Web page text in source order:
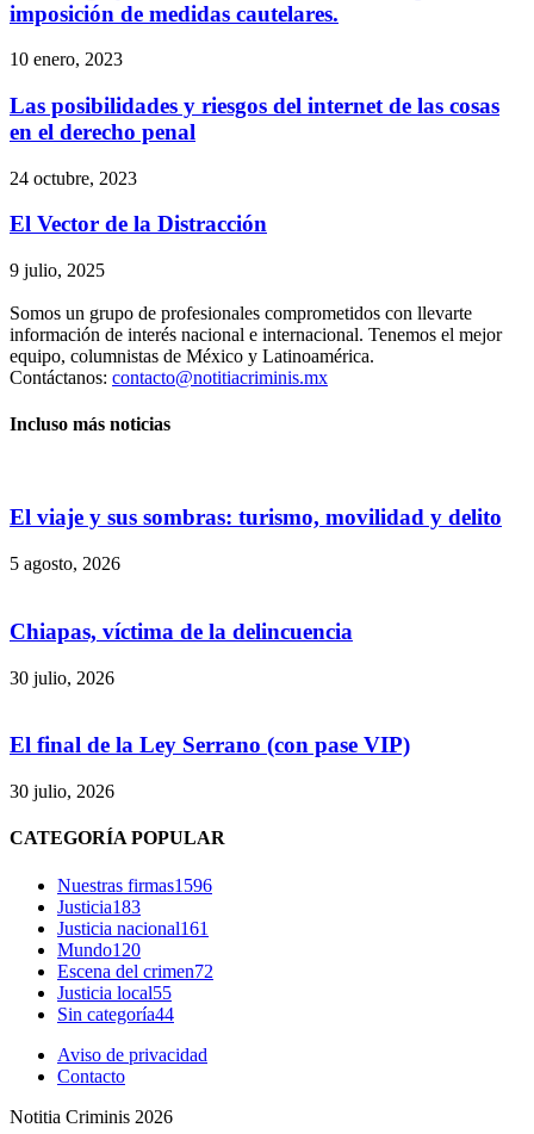
imposición de medidas cautelares.
10 enero, 2023
Las posibilidades y riesgos del internet de las cosas
en el derecho penal
24 octubre, 2023
El Vector de la Distracción
9 julio, 2025
Somos un grupo de profesionales comprometidos con llevarte
información de interés nacional e internacional. Tenemos el mejor
equipo, columnistas de México y Latinoamérica.
Contáctanos: contacto@notitiacriminis.mx
Incluso más noticias
El viaje y sus sombras: turismo, movilidad y delito
5 agosto, 2026
Chiapas, víctima de la delincuencia
30 julio, 2026
El final de la Ley Serrano (con pase VIP)
30 julio, 2026
CATEGORÍA POPULAR
Nuestras firmas1596
Justicia183
Justicia nacional161
Mundo120
Escena del crimen72
Justicia local55
Sin categoría44
Aviso de privacidad
Contacto
Notitia Criminis 2026